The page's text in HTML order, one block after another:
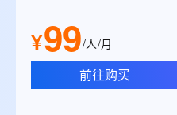
¥99/人/月
前往购买